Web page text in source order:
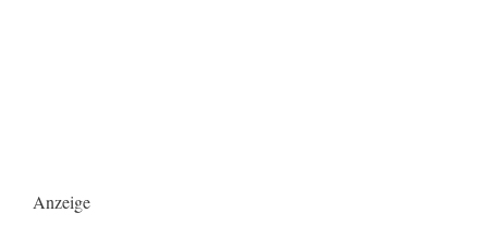
Anzeige